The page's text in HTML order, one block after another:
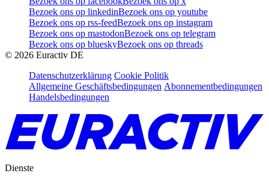
Bezoek ons op linkedinBezoek ons op youtube
Bezoek ons op rss-feedBezoek ons op instagram
Bezoek ons op mastodonBezoek ons op telegram
Bezoek ons op blueskyBezoek ons op threads
© 2026 Euractiv DE
Datenschutzerklärung Cookie Politik
Allgemeine Geschäftsbedingungen Abonnementbedingungen
Handelsbedingungen
Dienste